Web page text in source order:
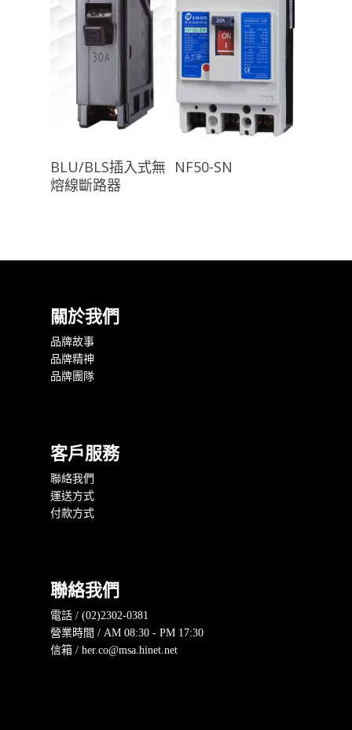
查看內容
BLU/BLS插入式無
熔線斷路器
NF50-SN
關於我們
品牌故事
品牌精神
品牌團隊
客戶服務
聯絡我們
運送方式
付款方式
聯絡我們
電話 / (02)2302-0381
營業時間 / AM 08:30 - PM 17:30
信箱 / her.co@msa.hinet.net